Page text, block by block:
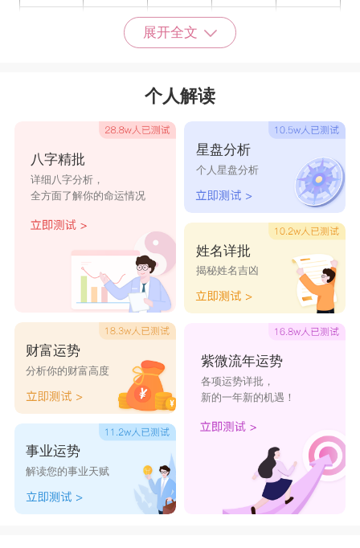
燕相威 燕凌霄
燕家杰
展开全文
个人解读
八字精批
详细八字分析，
全方面了解你的命运情况
财富运势
分析你的财富高度
事业运势
解读您的事业天赋
星盘分析
个人星盘分析
姓名详批
揭秘姓名吉凶
紫微流年运势
各项运势详批，
新的一年新的机遇！